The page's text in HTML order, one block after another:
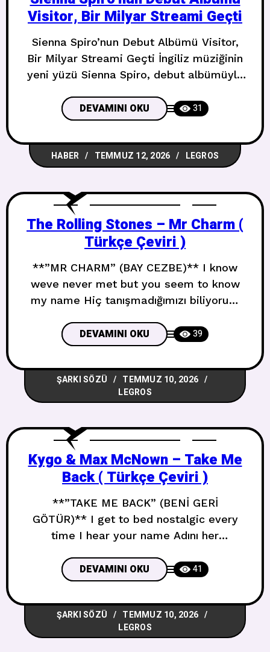
Visitor, Bir Milyar Streami Geçti
Sienna Spiro’nun Debut Albümü Visitor,
Bir Milyar Streami Geçti İngiliz müziğinin
yeni yüzü Sienna Spiro, debut albümüyle
Eşiğini Çoktan Geride Bıraktı Capitol
Records etiketiyle yayımlanan Visitor,
piyasaya çıktığı ilk haftada kümülatif bir
milyar streami aştı. Bu rakam, albümü bu
DEVAMINI OKU 31
HABER TEMMUZ 12, 2026 LEGROS
The Rolling Stones – Mr Charm (
Türkçe Çeviri )
**”MR CHARM” (BAY CEZBE)** I know
weve never met but you seem to know
my name Hiç tanışmadığımızı biliyorum
bad things about me That would be a
crying shame Hakkımda kötü şeyler
duydun mu Bu çok yazık olurdu If you
look into my eyes if you peer into
DEVAMINI OKU 39
ŞARKI SÖZÜ
TEMMUZ 10, 2026
LEGROS
Kygo & Max McNown – Take Me
Back ( Türkçe Çeviri )
**”TAKE ME BACK” (BENİ GERİ
GÖTÜR)** I get to bed nostalgic every
time I hear your name Adını her
Pull one or two drinks in me it always
goes the same Bir iki içki içince hep aynı
oluyor I start to reminisce and take a trip
down memory lane Anıları canlandırmaya
DEVAMINI OKU 41
ŞARKI SÖZÜ
TEMMUZ 10, 2026
LEGROS